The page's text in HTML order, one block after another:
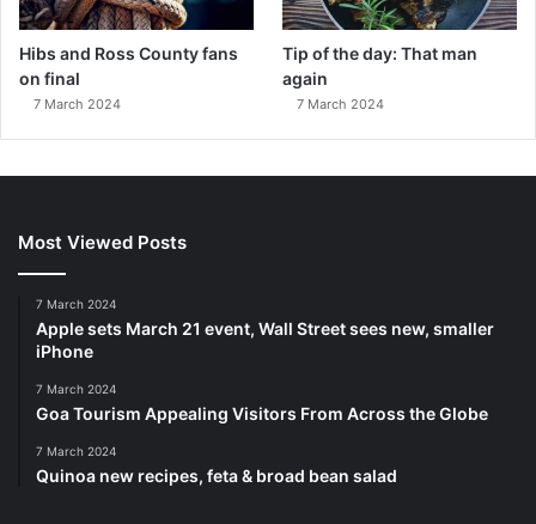
Hibs and Ross County fans
on final
7 March 2024
Tip of the day: That man
again
7 March 2024
Most Viewed Posts
7 March 2024
Apple sets March 21 event, Wall Street sees new, smaller
iPhone
7 March 2024
Goa Tourism Appealing Visitors From Across the Globe
7 March 2024
Quinoa new recipes, feta & broad bean salad